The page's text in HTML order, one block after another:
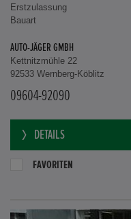
Erstzulassung
Bauart
AUTO-JÄGER GMBH
Kettnitzmühle 22
92533 Wernberg-Köblitz
09604-92090
DETAILS
FAVORITEN